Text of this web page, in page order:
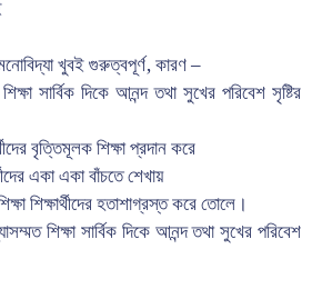
খুবই গুরুত্বপূর্ণ, কারণ –
সার্বিক দিকে আনন্দ তথা সুখের পরিবেশ সৃষ্টির
বৃত্তিমূলক শিক্ষা প্রদান করে
একা একা বাঁচতে শেখায়
শিক্ষার্থীদের হতাশাগ্রস্ত করে তোলে।
শিক্ষা সার্বিক দিকে আনন্দ তথা সুখের পরিবেশ